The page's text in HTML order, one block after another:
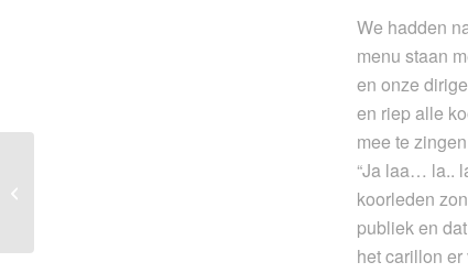
We hadden
menu staan
en onze
en riep alle
mee te
“Ja laa… la..
koorleden
publiek en
het carillon